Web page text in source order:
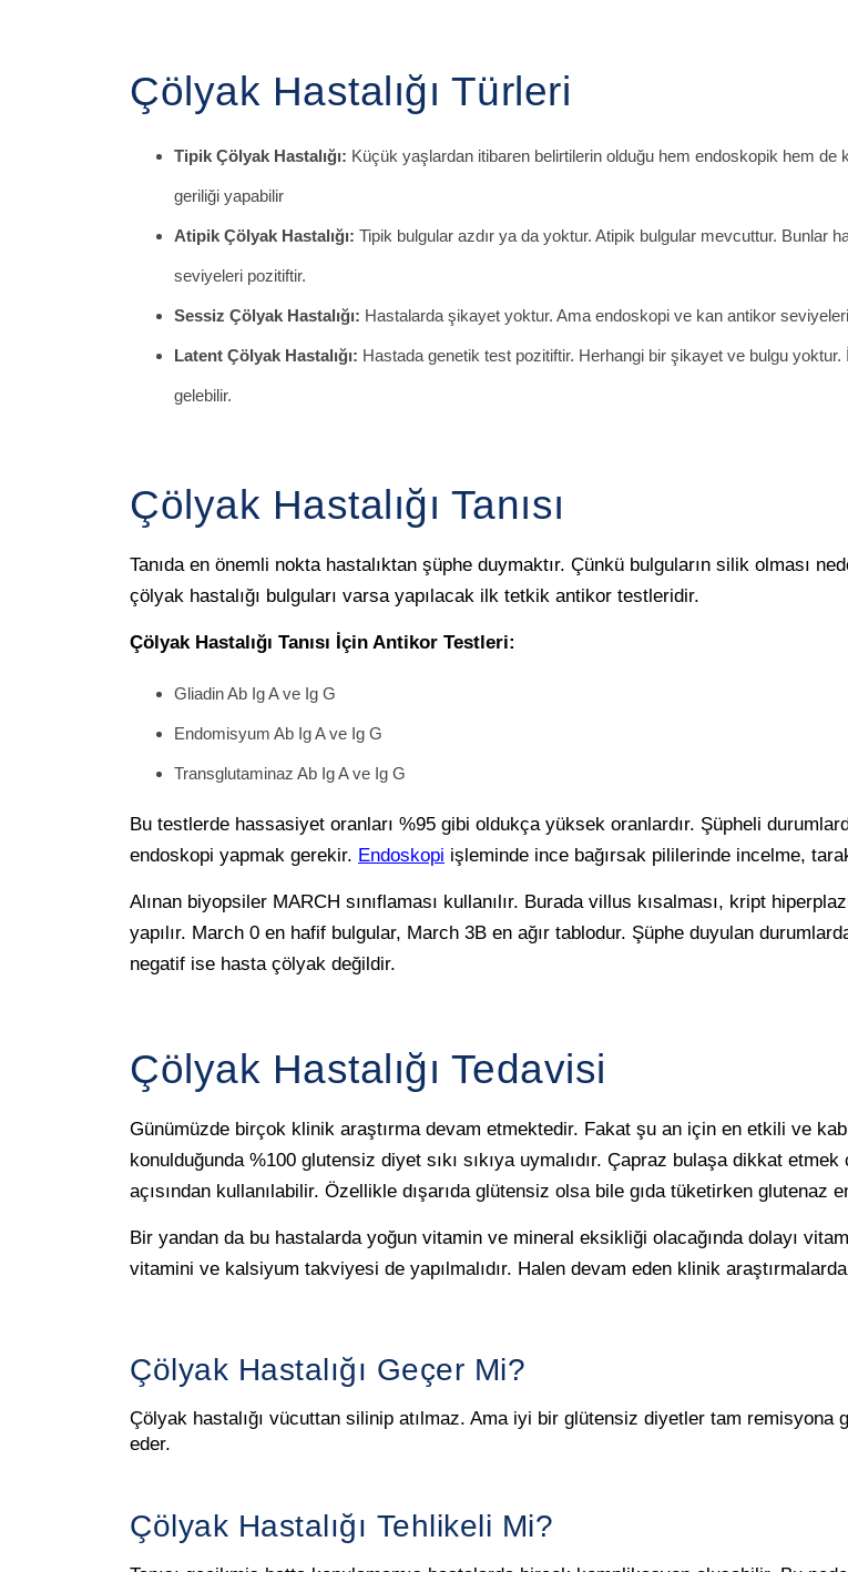
Çölyak Hastalığı Türleri
Tipik Çölyak Hastalığı: Küçük yaşlardan itibaren belirtilerin olduğu hem endoskopik hem de
geriliği yapabilir
Atipik Çölyak Hastalığı: Tipik bulgular azdır ya da yoktur. Atipik bulgular mevcuttur. Bunlar
seviyeleri pozitiftir.
Sessiz Çölyak Hastalığı: Hastalarda şikayet yoktur. Ama endoskopi ve kan antikor
Latent Çölyak Hastalığı: Hastada genetik test pozitiftir. Herhangi bir şikayet ve bulgu
gelebilir.
Çölyak Hastalığı Tanısı
Tanıda en önemli nokta hastalıktan şüphe duymaktır. Çünkü bulguların silik olması
çölyak hastalığı bulguları varsa yapılacak ilk tetkik antikor testleridir.
Çölyak Hastalığı Tanısı İçin Antikor Testleri:
Gliadin Ab Ig A ve Ig G
Endomisyum Ab Ig A ve Ig G
Transglutaminaz Ab Ig A ve Ig G
Bu testlerde hassasiyet oranları %95 gibi oldukça yüksek oranlardır. Şüpheli
endoskopi yapmak gerekir. Endoskopi işleminde ince bağırsak pililerinde incelme,
Alınan biyopsiler MARCH sınıflaması kullanılır. Burada villus kısalması, kript
yapılır. March 0 en hafif bulgular, March 3B en ağır tablodur. Şüphe duyulan
negatif ise hasta çölyak değildir.
Çölyak Hastalığı Tedavisi
Günümüzde birçok klinik araştırma devam etmektedir. Fakat şu an için en etkili ve
konulduğunda %100 glutensiz diyet sıkı sıkıya uymalıdır. Çapraz bulaşa dikkat
açısından kullanılabilir. Özellikle dışarıda glütensiz olsa bile gıda tüketirken glutenaz
Bir yandan da bu hastalarda yoğun vitamin ve mineral eksikliği olacağında dolayı
vitamini ve kalsiyum takviyesi de yapılmalıdır. Halen devam eden klinik
Çölyak Hastalığı Geçer Mi?
Çölyak hastalığı vücuttan silinip atılmaz. Ama iyi bir glütensiz diyetler tam
eder.
Çölyak Hastalığı Tehlikeli Mi?